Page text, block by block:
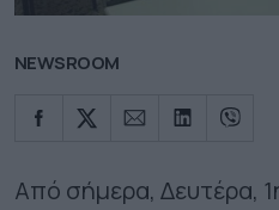
NEWSROOM
Από σήμερα, Δευτέρα,